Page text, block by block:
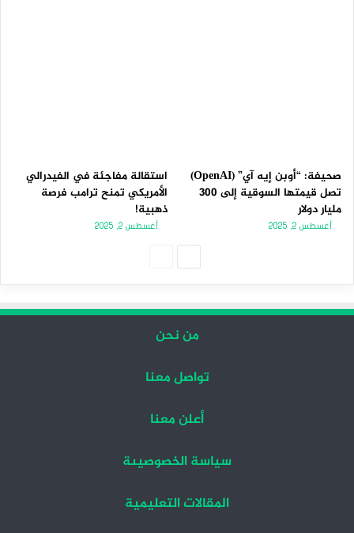
صحيفة: “أوبن إيه آي” (OpenAI)
تصل قيمتها السوقية إلى 300
مليار دولار
أغسطس 2, 2025
استقالة مفاجئة في الفيدرالي
الأمريكي تمنح ترامب فرصة
ذهبية!
أغسطس 2, 2025
من نحن
تواصل معنا
أعلن معنا
سياسة الخصوصيىة
المقالات التعليمية